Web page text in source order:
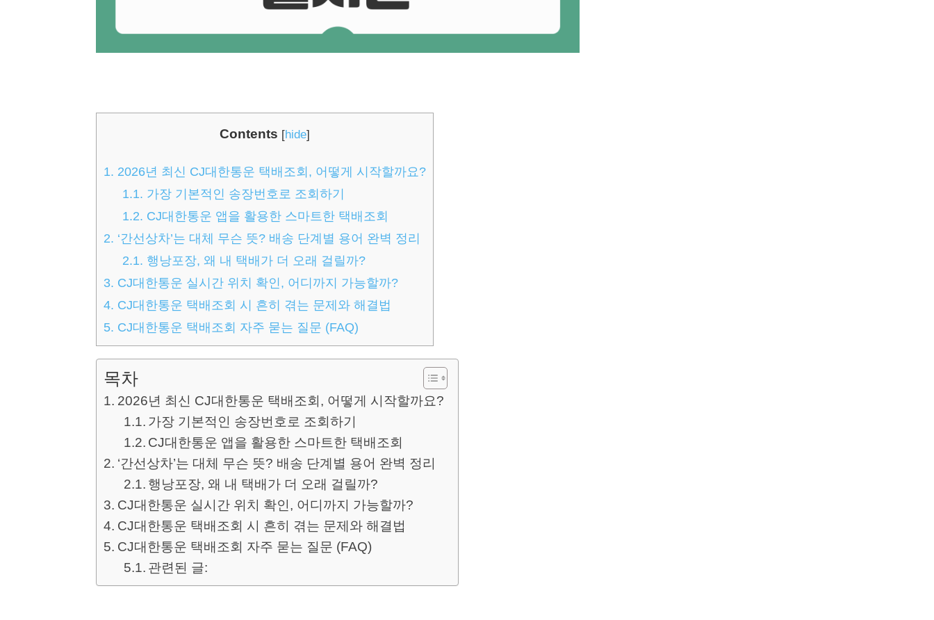
Contents [hide]
1. 2026년 최신 CJ대한통운 택배조회, 어떻게 시작할까요?
1.1. 가장 기본적인 송장번호로 조회하기
1.2. CJ대한통운 앱을 활용한 스마트한 택배조회
2. ‘간선상차’는 대체 무슨 뜻? 배송 단계별 용어 완벽 정리
2.1. 행낭포장, 왜 내 택배가 더 오래 걸릴까?
3. CJ대한통운 실시간 위치 확인, 어디까지 가능할까?
4. CJ대한통운 택배조회 시 흔히 겪는 문제와 해결법
5. CJ대한통운 택배조회 자주 묻는 질문 (FAQ)
목차
2026년 최신 CJ대한통운 택배조회, 어떻게 시작할까요?
가장 기본적인 송장번호로 조회하기
CJ대한통운 앱을 활용한 스마트한 택배조회
‘간선상차’는 대체 무슨 뜻? 배송 단계별 용어 완벽 정리
행낭포장, 왜 내 택배가 더 오래 걸릴까?
CJ대한통운 실시간 위치 확인, 어디까지 가능할까?
CJ대한통운 택배조회 시 흔히 겪는 문제와 해결법
CJ대한통운 택배조회 자주 묻는 질문 (FAQ)
관련된 글: